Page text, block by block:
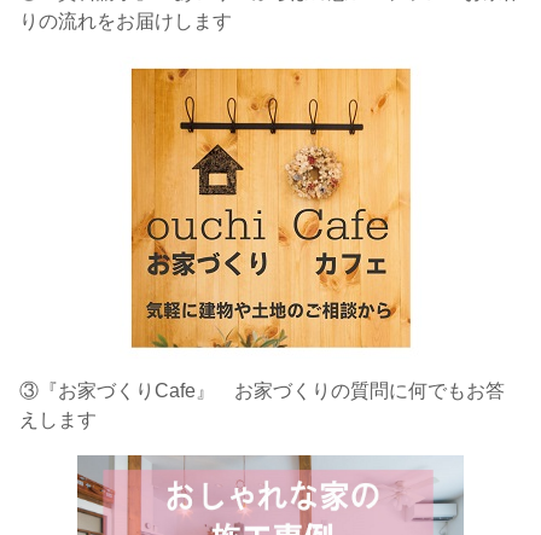
りの流れをお届けします
③『お家づくりCafe』 お家づくりの質問に何でもお答
えします